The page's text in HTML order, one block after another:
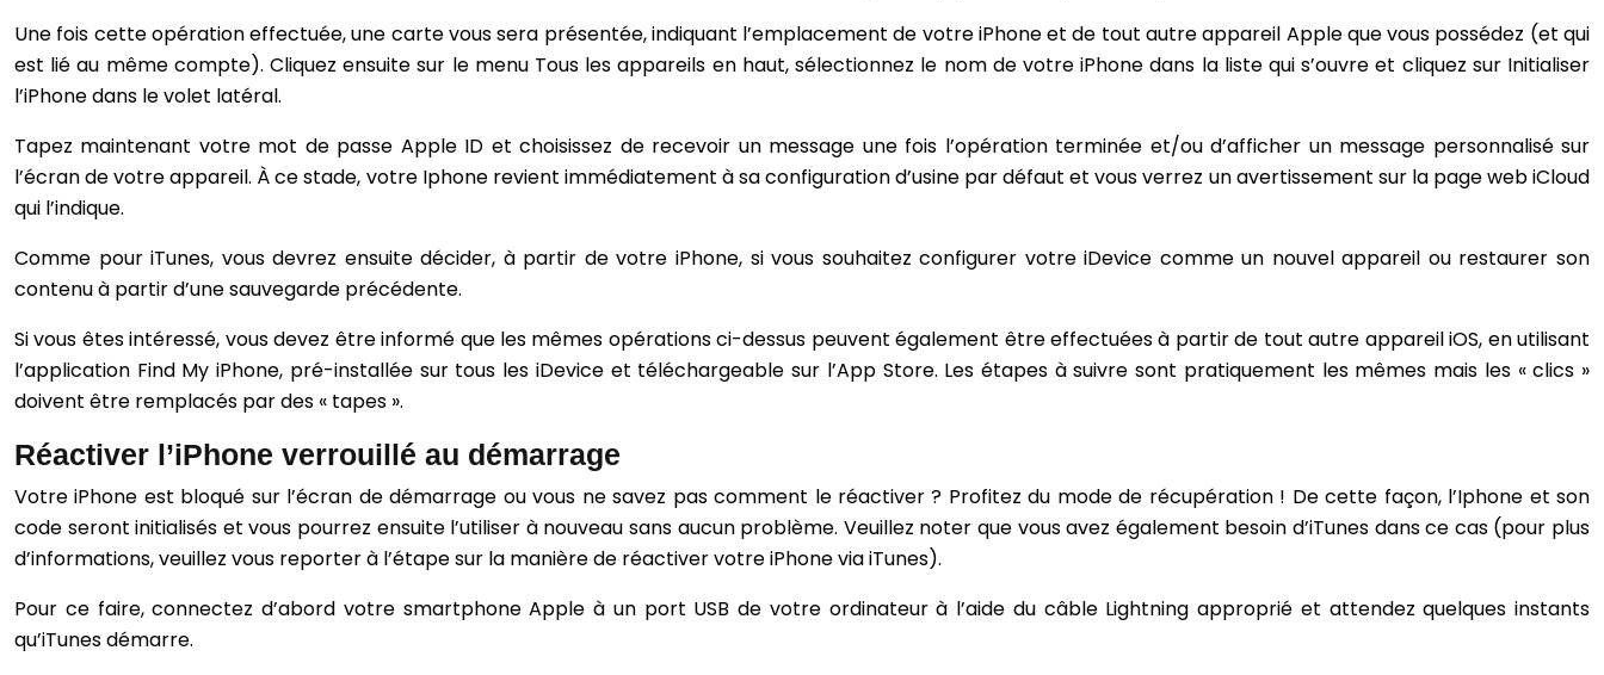
Une fois cette opération effectuée, une carte vous sera présentée, indiquant l’emplacement de votre iPhone et de tout autre appareil Apple que vous possédez (et qui
est lié au même compte). Cliquez ensuite sur le menu Tous les appareils en haut, sélectionnez le nom de votre iPhone dans la liste qui s’ouvre et cliquez sur Initialiser
l’iPhone dans le volet latéral.
Tapez maintenant votre mot de passe Apple ID et choisissez de recevoir un message une fois l’opération terminée et/ou d’afficher un message personnalisé sur
l’écran de votre appareil. À ce stade, votre Iphone revient immédiatement à sa configuration d’usine par défaut et vous verrez un avertissement sur la page web iCloud
qui l’indique.
Comme pour iTunes, vous devrez ensuite décider, à partir de votre iPhone, si vous souhaitez configurer votre iDevice comme un nouvel appareil ou restaurer son
contenu à partir d’une sauvegarde précédente.
Si vous êtes intéressé, vous devez être informé que les mêmes opérations ci-dessus peuvent également être effectuées à partir de tout autre appareil iOS, en utilisant
l’application Find My iPhone, pré-installée sur tous les iDevice et téléchargeable sur l’App Store. Les étapes à suivre sont pratiquement les mêmes mais les « clics »
doivent être remplacés par des « tapes ».
Réactiver l’iPhone verrouillé au démarrage
Votre iPhone est bloqué sur l’écran de démarrage ou vous ne savez pas comment le réactiver ? Profitez du mode de récupération ! De cette façon, l’Iphone et son
code seront initialisés et vous pourrez ensuite l’utiliser à nouveau sans aucun problème. Veuillez noter que vous avez également besoin d’iTunes dans ce cas (pour plus
d’informations, veuillez vous reporter à l’étape sur la manière de réactiver votre iPhone via iTunes).
Pour ce faire, connectez d’abord votre smartphone Apple à un port USB de votre ordinateur à l’aide du câble Lightning approprié et attendez quelques instants
qu’iTunes démarre.